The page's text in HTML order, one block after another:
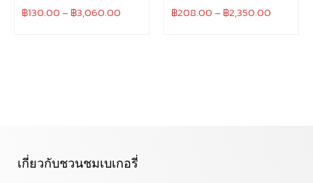
฿130.00– ฿3,060.00 ฿208.00– ฿2,350.00
เกี่ยวกับชวนชมเบเกอรี่